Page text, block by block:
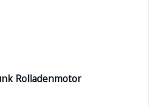
Rolladenmotor